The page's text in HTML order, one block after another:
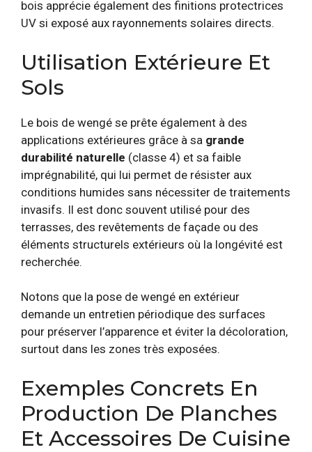
bois apprécie également des finitions protectrices
UV si exposé aux rayonnements solaires directs.
Utilisation Extérieure Et
Sols
Le bois de wengé se prête également à des
applications extérieures grâce à sa grande
durabilité naturelle (classe 4) et sa faible
imprégnabilité, qui lui permet de résister aux
conditions humides sans nécessiter de traitements
invasifs. Il est donc souvent utilisé pour des
terrasses, des revêtements de façade ou des
éléments structurels extérieurs où la longévité est
recherchée.
Notons que la pose de wengé en extérieur
demande un entretien périodique des surfaces
pour préserver l’apparence et éviter la décoloration,
surtout dans les zones très exposées.
Exemples Concrets En
Production De Planches
Et Accessoires De Cuisine